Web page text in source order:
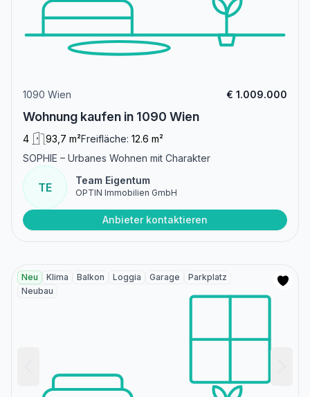
1090 Wien € 1.009.000
Wohnung kaufen in 1090 Wien
4 93,7 m²Freifläche: 12.6 m²
SOPHIE – Urbanes Wohnen mit Charakter
TE
Team Eigentum
OPTIN Immobilien GmbH
Anbieter kontaktieren
Neu Klima Balkon Loggia Garage
Parkplatz
Neubau